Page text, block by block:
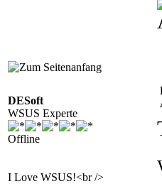
DESoft
WSUS Experte
Offline
I Love WSUS!<br />